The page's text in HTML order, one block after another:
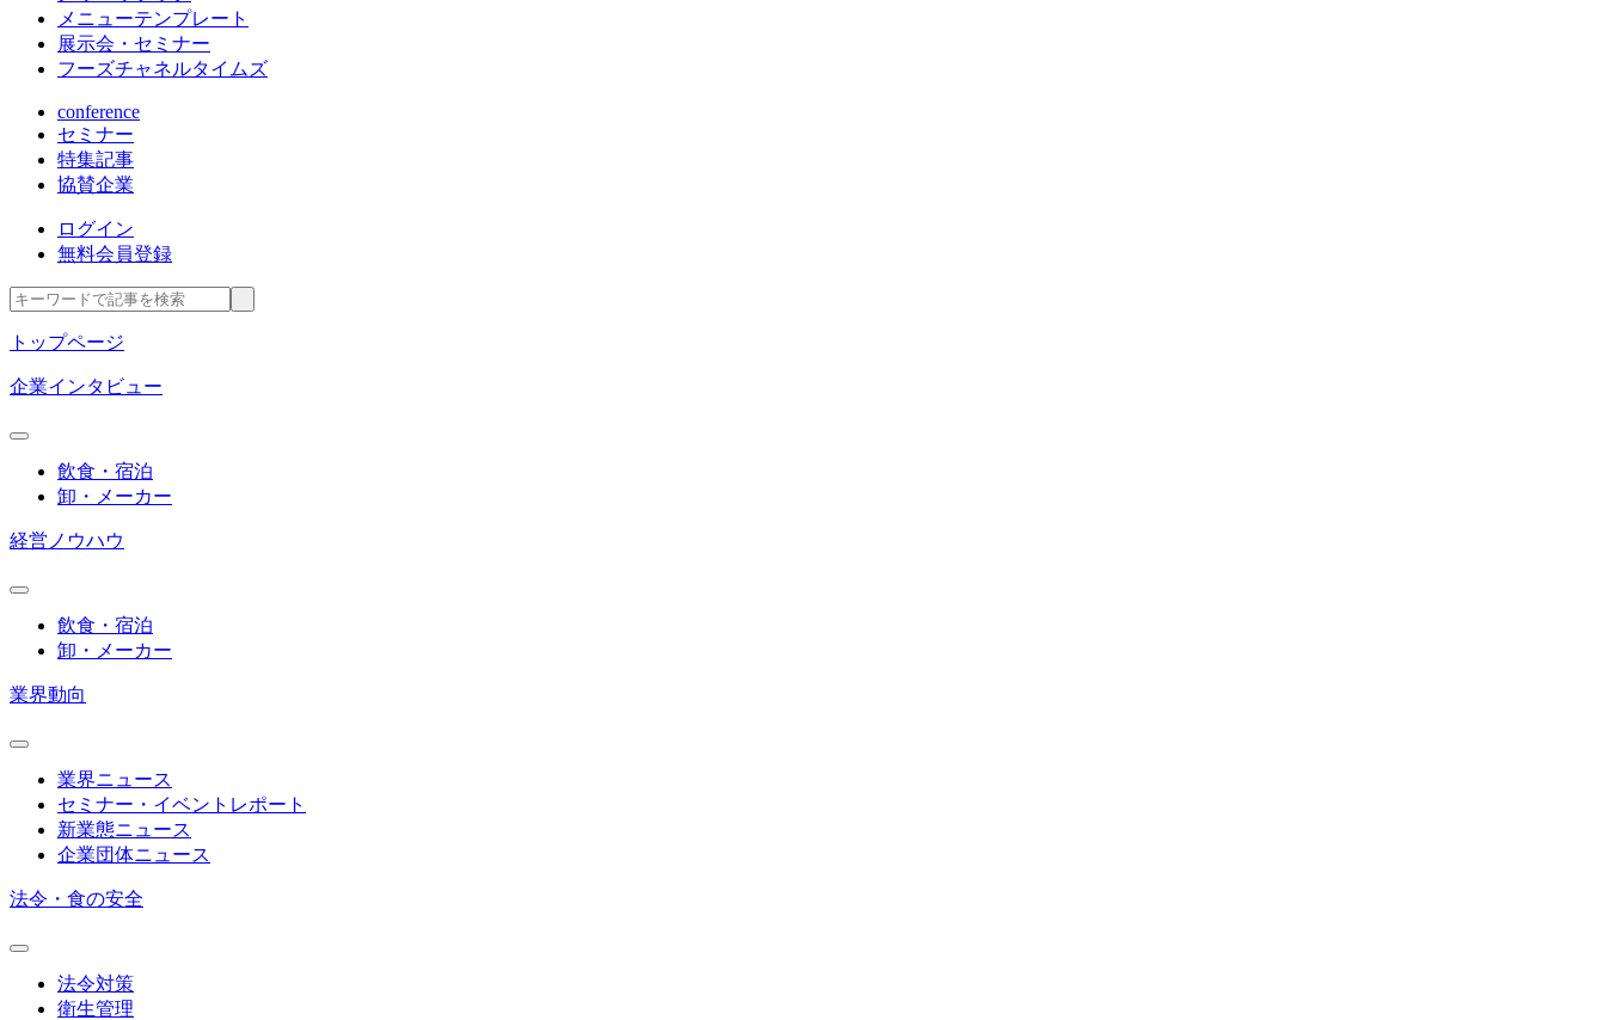
メニューテンプレート
展示会・セミナー
フーズチャネルタイムズ
conference
セミナー
特集記事
協賛企業
ログイン
無料会員登録
トップページ
企業インタビュー
飲食・宿泊
卸・メーカー
経営ノウハウ
飲食・宿泊
卸・メーカー
業界動向
業界ニュース
セミナー・イベントレポート
新業態ニュース
企業団体ニュース
法令・食の安全
法令対策
衛生管理